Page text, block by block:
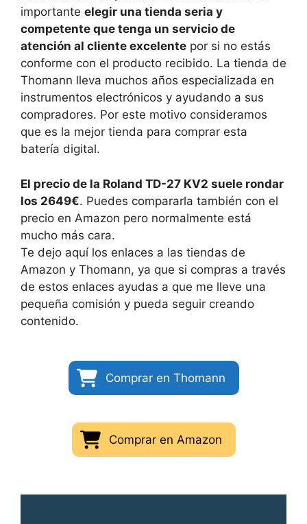
importante elegir una tienda seria y
competente que tenga un servicio de
atención al cliente excelente por si no estás
conforme con el producto recibido. La tienda de
Thomann lleva muchos años especializada en
instrumentos electrónicos y ayudando a sus
compradores. Por este motivo consideramos
que es la mejor tienda para comprar esta
batería digital.
El precio de la Roland TD-27 KV2 suele rondar
los 2649€. Puedes compararla también con el
precio en Amazon pero normalmente está
mucho más cara.
Te dejo aquí los enlaces a las tiendas de
Amazon y Thomann, ya que si compras a través
de estos enlaces ayudas a que me lleve una
pequeña comisión y pueda seguir creando
contenido.
Comprar en Thomann
Comprar en Amazon